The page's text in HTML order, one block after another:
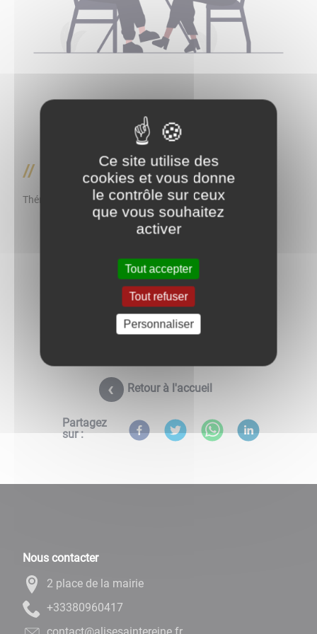
Me restaurer
Thématique
Retour à l'accueil
Partagez
sur :
Nous contacter
2 place de la mairie
71406908333+
Ce site utilise des
cookies et vous donne
le contrôle sur ceux
que vous souhaitez
activer
Tout accepter
Tout refuser
Personnaliser